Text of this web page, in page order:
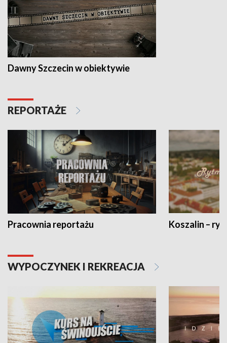
Dawny Szczecin w obiektywie
REPORTAŻE
Pracownia reportażu Koszalin –
WYPOCZYNEK I REKREACJA